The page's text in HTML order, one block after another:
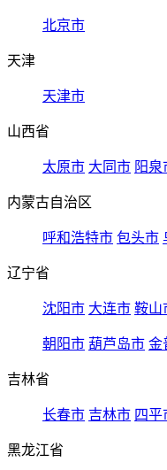
北京市
天津
天津市
山西省
太原市 大同市 阳泉
内蒙古自治区
呼和浩特市 包头市
辽宁省
沈阳市 大连市 鞍山
朝阳市 葫芦岛市 金
吉林省
长春市 吉林市 四平
黑龙江省